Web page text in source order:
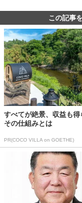
この記事
すべてが絶景、収益も得
その仕組みとは
PR(COCO VILLA on GOETHE)